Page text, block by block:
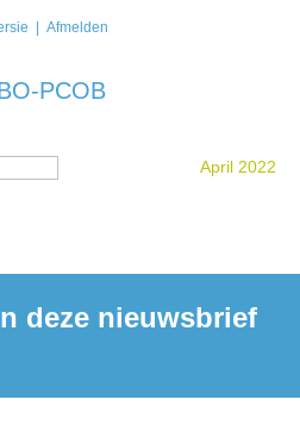
Afmelden
April 2022
deze nieuwsbrief